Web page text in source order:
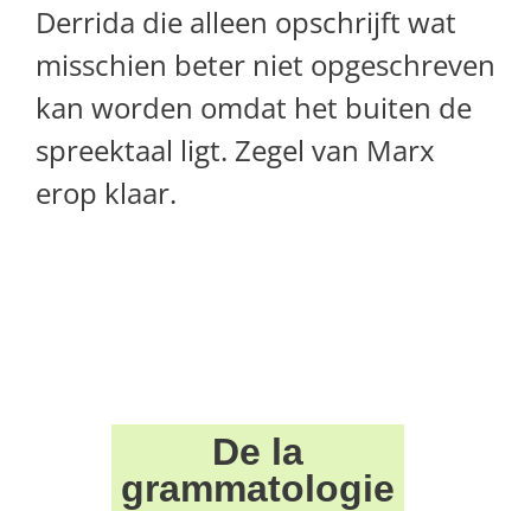
Derrida die alleen opschrijft wat
misschien beter niet opgeschreven
kan worden omdat het buiten de
spreektaal ligt. Zegel van Marx
erop klaar.
De la
grammatologie